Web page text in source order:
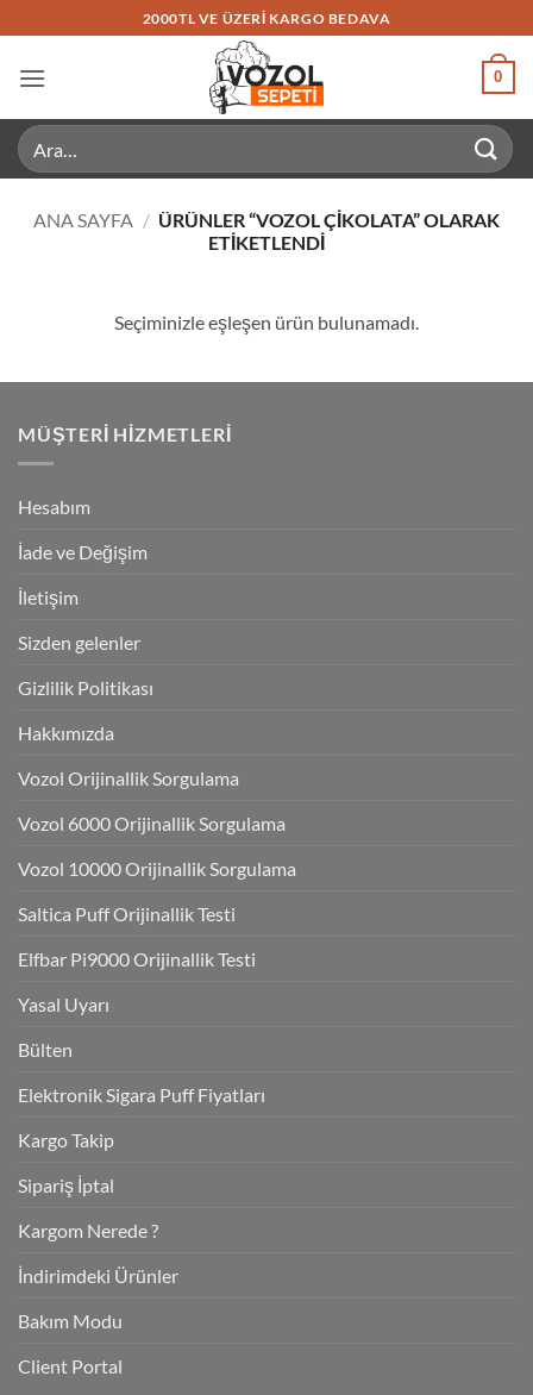
atla
2000TL VE ÜZERI KARGO BEDAVA
0
Ara:
ANA SAYFA / ÜRÜNLER “VOZOL ÇIKOLATA” OLARAK
ETIKETLENDI
Seçiminizle eşleşen ürün bulunamadı.
MÜŞTERI HIZMETLERI
Hesabım
İade ve Değişim
İletişim
Sizden gelenler
Gizlilik Politikası
Hakkımızda
Vozol Orijinallik Sorgulama
Vozol 6000 Orijinallik Sorgulama
Vozol 10000 Orijinallik Sorgulama
Saltica Puff Orijinallik Testi
Elfbar Pi9000 Orijinallik Testi
Yasal Uyarı
Bülten
Elektronik Sigara Puff Fiyatları
Kargo Takip
Sipariş İptal
Kargom Nerede ?
İndirimdeki Ürünler
Bakım Modu
Client Portal